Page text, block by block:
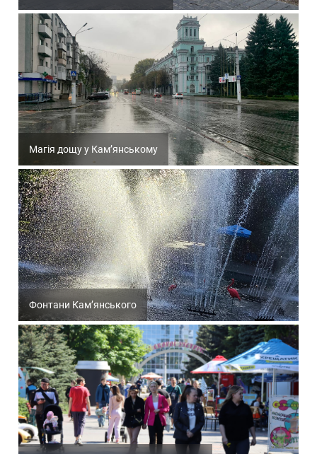
Магія дощу у Кам’янському
Фонтани Кам’янського